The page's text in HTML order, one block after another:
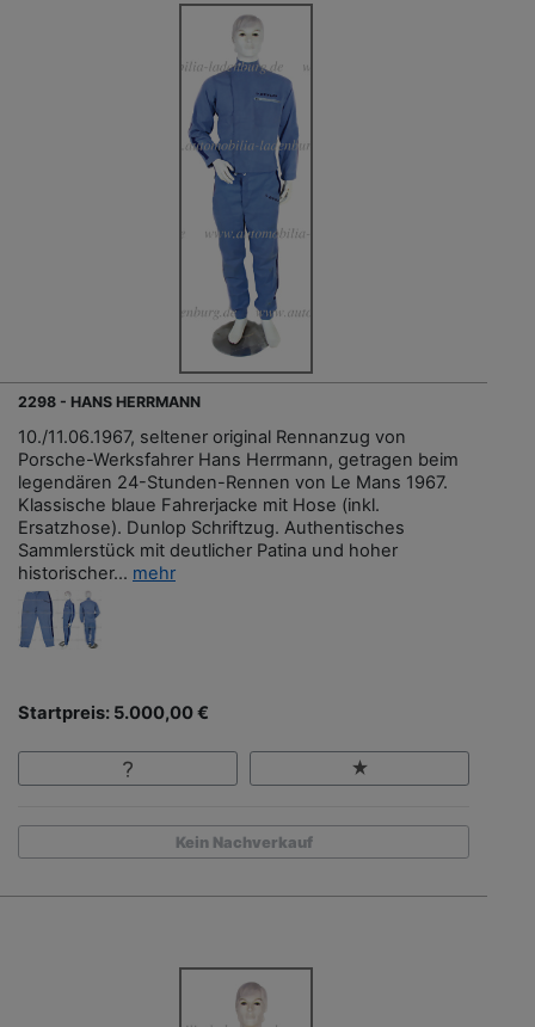
2298 - HANS HERRMANN
10./11.06.1967, seltener original Rennanzug von
Porsche-Werksfahrer Hans Herrmann, getragen beim
legendären 24-Stunden-Rennen von Le Mans 1967.
Klassische blaue Fahrerjacke mit Hose (inkl.
Ersatzhose). Dunlop Schriftzug. Authentisches
Sammlerstück mit deutlicher Patina und hoher
historischer... mehr
Startpreis: 5.000,00 €
Kein Nachverkauf